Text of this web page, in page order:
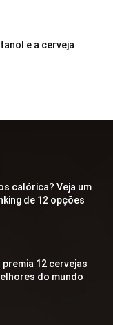
e a cerveja
calórica? Veja um
de 12 opções
12 cervejas
do mundo